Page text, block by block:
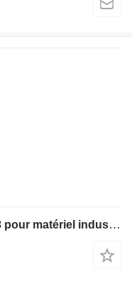
Moteur Cummins UTILISÉ NT743 pour matériel industriel